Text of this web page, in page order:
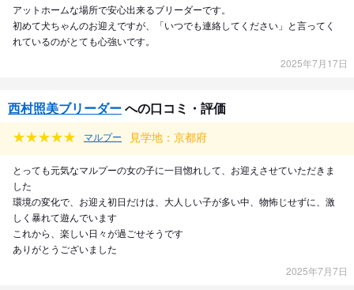
アットホームな場所で安心出来るブリーダーです。
初めて犬ちゃんのお迎えですが、「いつでも連絡してください」と言ってく
れているのがとても心強いです。
2025年7月17日
西村照美ブリーダーへの口コミ・評価
マルプー 見学地：京都府
とっても元気なマルプーの女の子に一目惚れして、お迎えさせていただきま
した
環境の変化で、お迎え初日だけは、大人しい子が多い中、物怖じせずに、激
しく暴れて遊んでいます
これから、楽しい日々が過ごせそうです
ありがとうございました
2025年7月7日